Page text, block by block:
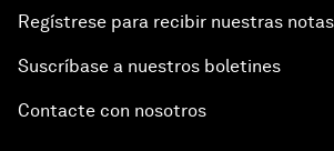
Regístrese para recibir nuestras
Suscríbase a nuestros boletines
Contacte con nosotros